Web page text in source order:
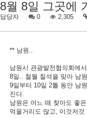
8월 8일 그곳에
담당자 0 2,305
** 남원..
남원시 관광발전협의회에
8일.. 철월 칠석을 맞아 남
9일부터 10일 2틀 동안 남
진다.
남원은 어느 때 찾아도 좋
먹을거리도 많고, 이것저